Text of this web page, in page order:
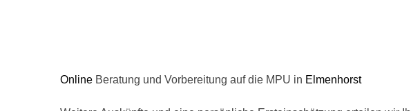
Online Beratung und Vorbereitung auf die MPU in Elmenhorst